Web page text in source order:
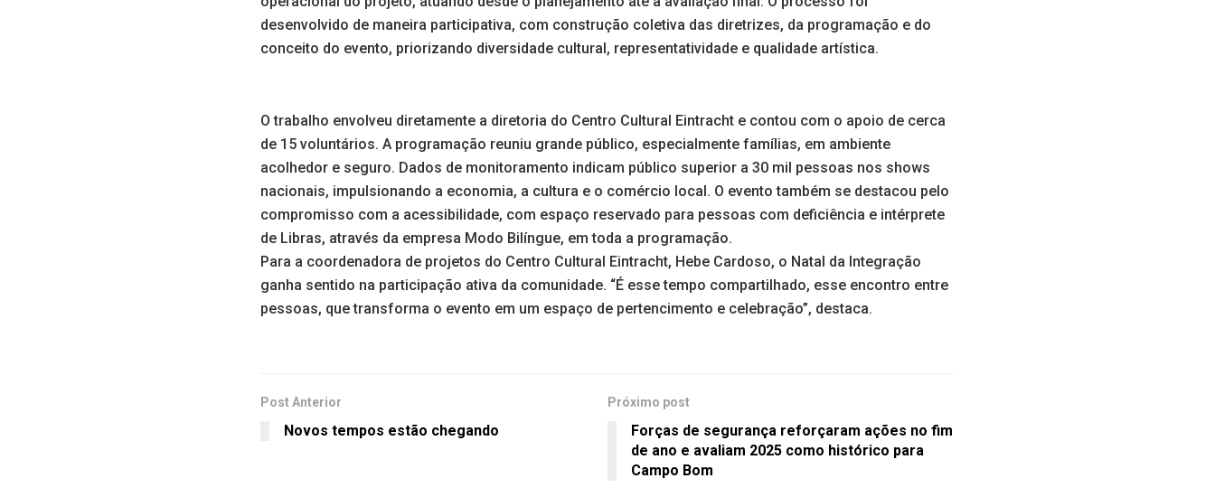
desenvolvido de maneira participativa, com construção coletiva das diretrizes, da programação e do
conceito do evento, priorizando diversidade cultural, representatividade e qualidade artística.
O trabalho envolveu diretamente a diretoria do Centro Cultural Eintracht e contou com o apoio de cerca
de 15 voluntários. A programação reuniu grande público, especialmente famílias, em ambiente
acolhedor e seguro. Dados de monitoramento indicam público superior a 30 mil pessoas nos shows
nacionais, impulsionando a economia, a cultura e o comércio local. O evento também se destacou pelo
compromisso com a acessibilidade, com espaço reservado para pessoas com deficiência e intérprete
de Libras, através da empresa Modo Bilíngue, em toda a programação.
Para a coordenadora de projetos do Centro Cultural Eintracht, Hebe Cardoso, o Natal da Integração
ganha sentido na participação ativa da comunidade. “É esse tempo compartilhado, esse encontro entre
pessoas, que transforma o evento em um espaço de pertencimento e celebração”, destaca.
Post Anterior
Novos tempos estão chegando
Próximo post
Forças de segurança reforçaram ações no fim
de ano e avaliam 2025 como histórico para
Campo Bom